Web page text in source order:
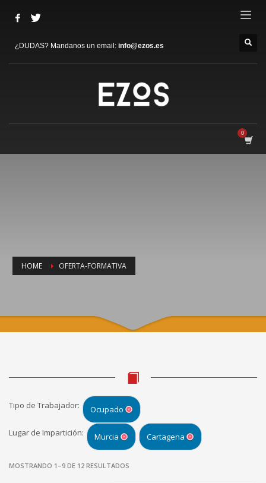
¿DUDAS? Mandanos un email: info@ezos.es
HOME OFERTA-FORMATIVA
Tipo de Trabajador: Ocupado
Lugar de Impartición: Murcia Cartagena
MOSTRANDO 1–9 DE 12 RESULTADOS